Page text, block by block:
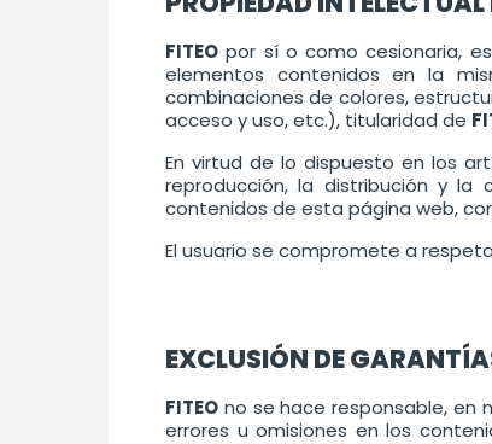
FITEO por sí o como cesionaria,
elementos contenidos en la
combinaciones de colores,
acceso y uso, etc.), titularidad de
En virtud de lo dispuesto en los
reproducción, la distribución y
contenidos de esta página web,
El usuario se compromete a
EXCLUSIÓN DE
FITEO no se hace responsable, en
errores u omisiones en los